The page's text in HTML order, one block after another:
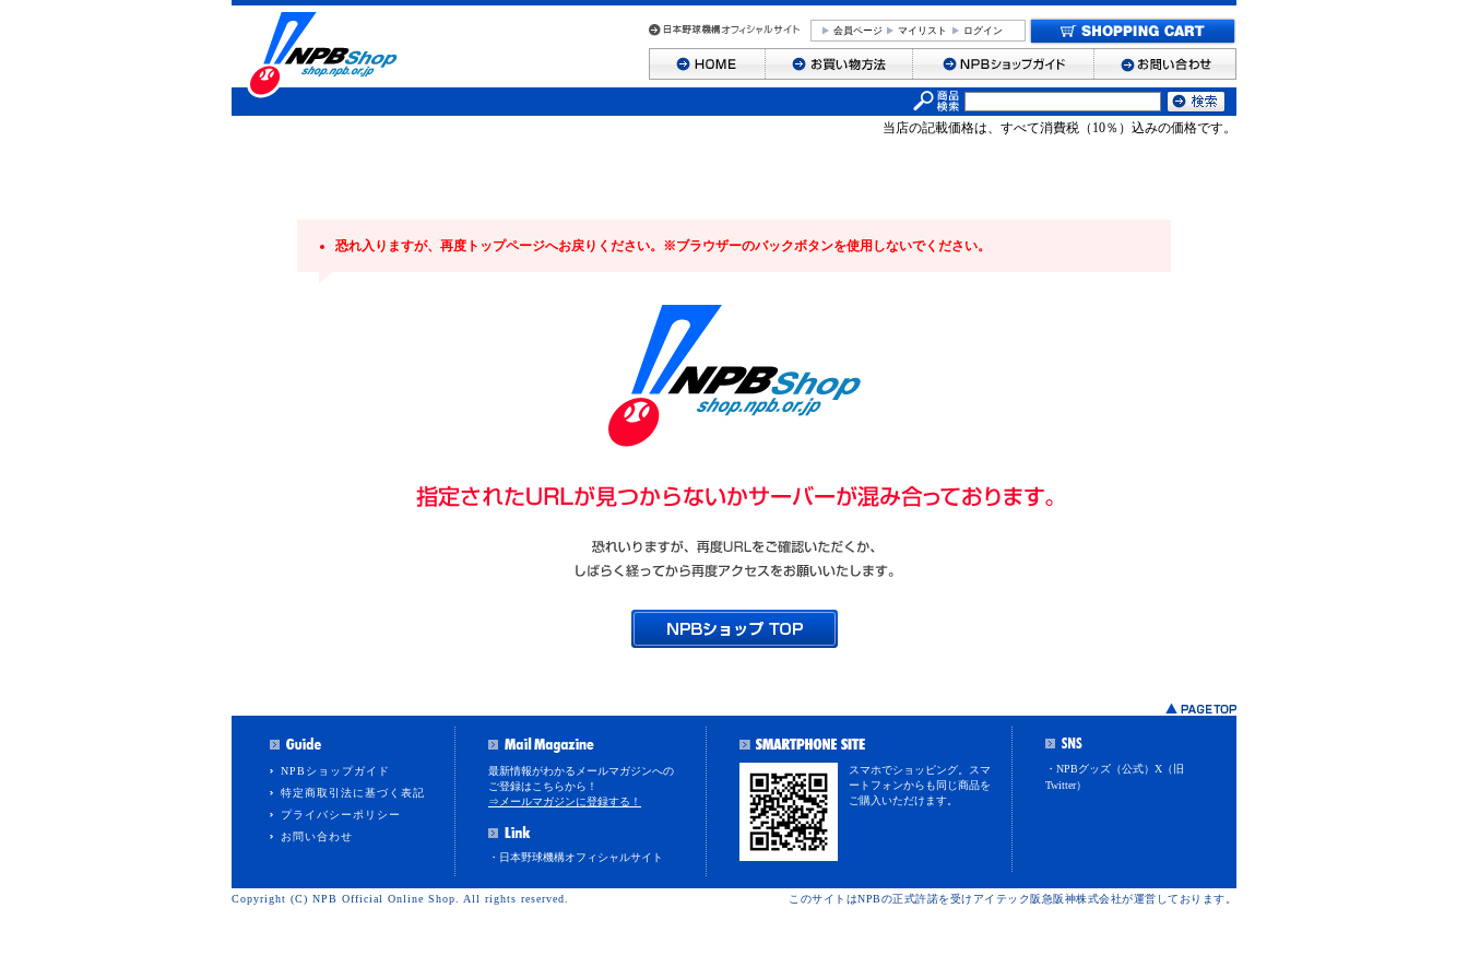
会員ページ マイリスト ログイン
当店の記載価格は、すべて消費税（10％）込みの価格です。
恐れ入りますが、再度トップページへお戻りください。※ブラウザーのバックボタンを使用しないでください。
NPBショップガイド
特定商取引法に基づく表記
プライバシーポリシー
お問い合わせ
最新情報がわかるメールマガジンへの
ご登録はこちらから！
⇒メールマガジンに登録する！
・日本野球機構オフィシャルサイト
スマホでショッピング。スマ
ートフォンからも同じ商品を
ご購入いただけます。
・NPBグッズ（公式）X（旧
Twitter）
Copyright (C) NPB Official Online Shop. All rights reserved. このサイトはNPBの正式許諾を受けアイテック阪急阪神株式会社が運営しております。